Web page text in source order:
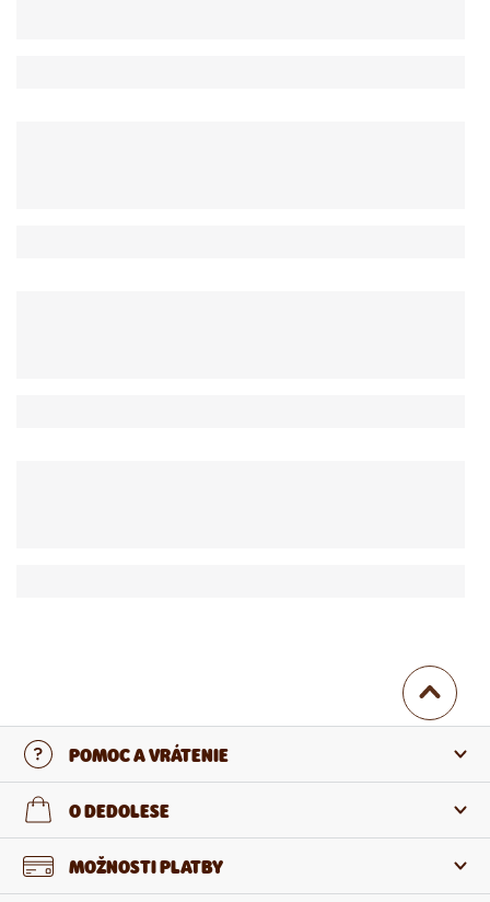
POMOC A VRÁTENIE
Kontaktujte nás
Vrátenie a reklamácia
O DEDOLESE
O nás MOŽNOSTI PLATBY